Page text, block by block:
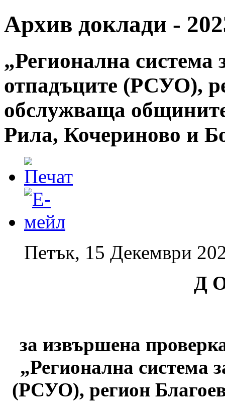
Архив доклади -
„Регионална система
отпадъците (РСУО),
обслужваща
Рила, Кочериново и
Петък, 15 Декември
Д
за извършена
„Регионална система
(РСУО), регион